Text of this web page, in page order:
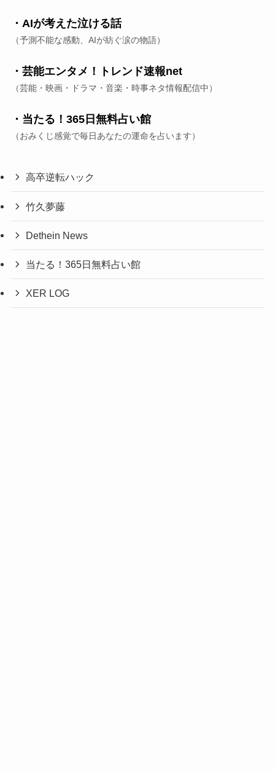
・AIが考えた泣ける話
（予測不能な感動、AIが紡ぐ涙の物語）
・芸能エンタメ！トレンド速報net
（芸能・映画・ドラマ・音楽・時事ネタ情報配信中）
・当たる！365日無料占い館
（おみくじ感覚で毎日あなたの運命を占います）
高卒逆転ハック
竹久夢藤
Dethein News
当たる！365日無料占い館
XER LOG